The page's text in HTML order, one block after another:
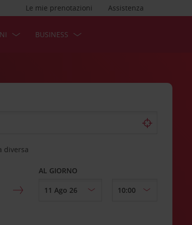
Assistenza
Le mie prenotazioni
BUSINESS
diversa
AL GIORNO